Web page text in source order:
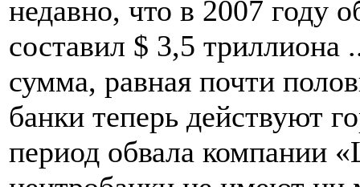
недавно, что в 2007 году
составил $ 3,5 триллиона
сумма, равная почти
банки теперь действуют
период обвала компании